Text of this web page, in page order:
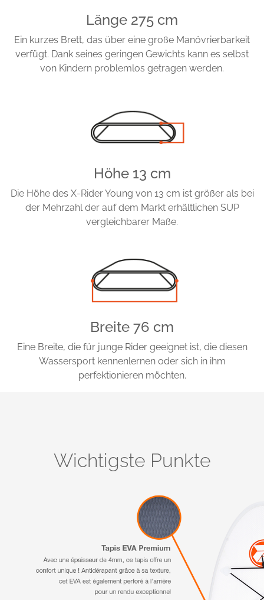
Länge 275 cm
Ein kurzes Brett, das über eine große Manövrierbarkeit
verfügt. Dank seines geringen Gewichts kann es selbst
von Kindern problemlos getragen werden.
Höhe 13 cm
Die Höhe des X-Rider Young von 13 cm ist größer als bei
der Mehrzahl der auf dem Markt erhältlichen SUP
vergleichbarer Maße.
Breite 76 cm
Eine Breite, die für junge Rider geeignet ist, die diesen
Wassersport kennenlernen oder sich in ihm
perfektionieren möchten.
Wichtigste Punkte